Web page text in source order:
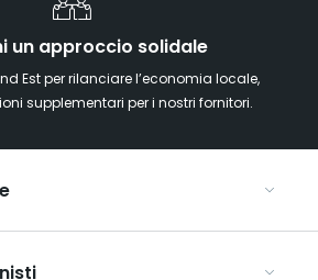
un approccio solidale
Est per rilanciare l’economia locale,
supplementari per i nostri fornitori.